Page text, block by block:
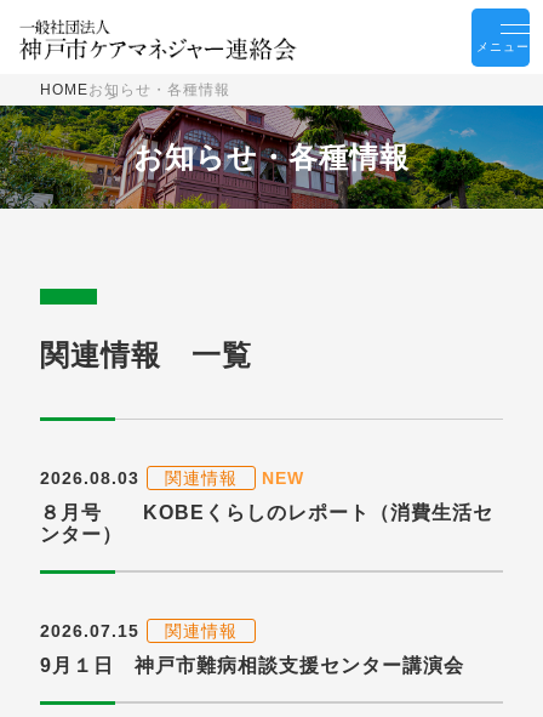
メニュー
HOMEお知らせ・各種情報
お知らせ・各種情報
関連情報 一覧
2026.08.03 関連情報 NEW
８月号 KOBEくらしのレポート（消費生活セ
ンター）
2026.07.15 関連情報
9月１日 神戸市難病相談支援センター講演会